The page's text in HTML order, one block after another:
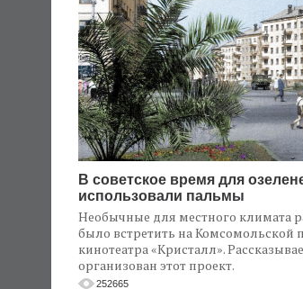
В советское время для
использовали пальмы
Необычные для местного климата
было встретить на Комсомольской
кинотеатра «Кристалл».
организован этот проект.
252665